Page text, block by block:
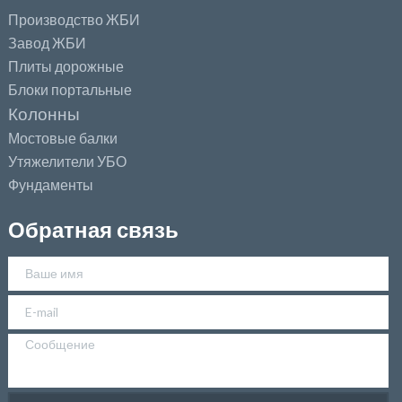
Производство ЖБИ
Завод ЖБИ
Плиты дорожные
Блоки портальные
Колонны
Мостовые балки
Утяжелители УБО
Фундаменты
Обратная связь